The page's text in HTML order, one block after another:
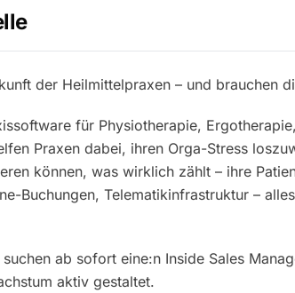
der Heilmittelpraxen – und brauchen
für Physiotherapie,
Praxen dabei, ihren Orga-Stress
können, was wirklich zählt – ihre
Buchungen, Telematikinfrastruktur –
ab sofort eine:n Inside Sales
aktiv gestaltet.